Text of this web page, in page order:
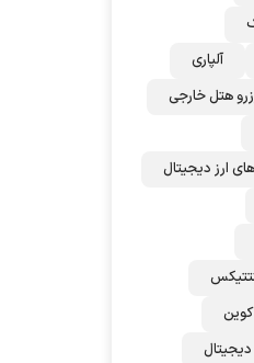
آلپاری
هتل خارجی
ارز دیجیتال